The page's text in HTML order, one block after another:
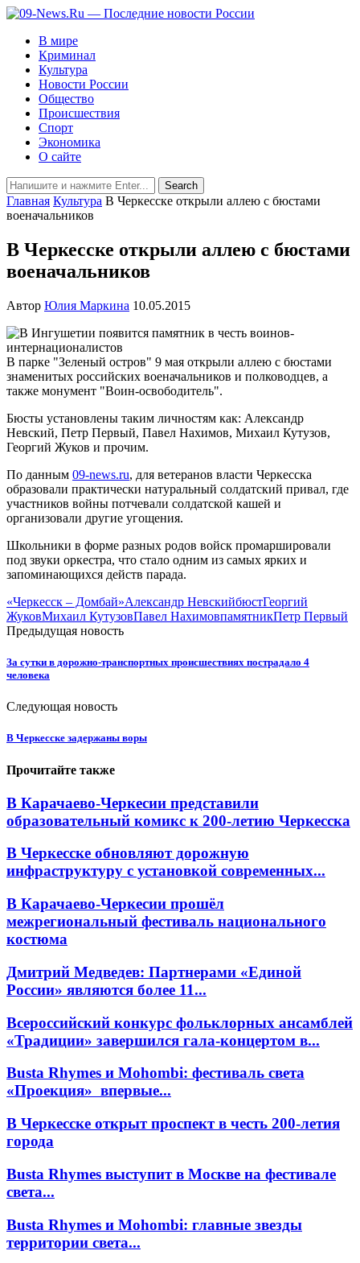
В мире
Криминал
Культура
Новости России
Общество
Происшествия
Спорт
Экономика
О сайте
Главная Культура В Черкесске открыли аллею с бюстами
военачальников
В Черкесске открыли аллею с бюстами
военачальников
Автор Юлия Маркина 10.05.2015
В парке "Зеленый остров" 9 мая открыли аллею с бюстами
знаменитых российских военачальников и полководцев, а
также монумент "Воин-освободитель".
Бюсты установлены таким личностям как: Александр
Невский, Петр Первый, Павел Нахимов, Михаил Кутузов,
Георгий Жуков и прочим.
По данным 09-news.ru, для ветеранов власти Черкесска
образовали практически натуральный солдатский привал, где
участников войны потчевали солдатской кашей и
организовали другие угощения.
Школьники в форме разных родов войск промаршировали
под звуки оркестра, что стало одним из самых ярких и
запоминающихся действ парада.
«Черкесск – Домбай»Александр НевскийбюстГеоргий
ЖуковМихаил КутузовПавел НахимовпамятникПетр Первый
Предыдущая новость
За сутки в дорожно-транспортных происшествиях пострадало 4
человека
Следующая новость
В Черкесске задержаны воры
Прочитайте также
В Карачаево-Черкесии представили
образовательный комикс к 200-летию Черкесска
В Черкесске обновляют дорожную
инфраструктуру с установкой современных...
В Карачаево-Черкесии прошёл
межрегиональный фестиваль национального
костюма
Дмитрий Медведев: Партнерами «Единой
России» являются более 11...
Всероссийский конкурс фольклорных ансамблей
«Традиции» завершился гала-концертом в...
Busta Rhymes и Mohombi: фестиваль света
«Проекция» впервые...
В Черкесске открыт проспект в честь 200-летия
города
Busta Rhymes выступит в Москве на фестивале
света...
Busta Rhymes и Mohombi: главные звезды
территории света...